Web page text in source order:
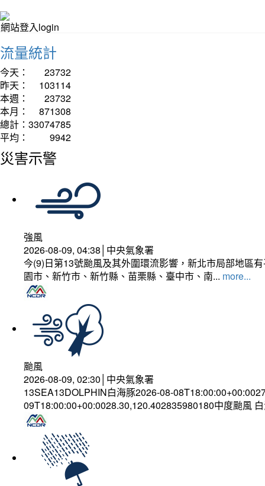
網站登入login
流量統計
今天：
23732
昨天：
103114
本週：
23732
本月：
871308
總計： 33074785
平均：
9942
災害示警
強風
2026-08-09, 04:38│中央氣象署
今(9)日第13號颱風及其外圍環流影響，新北市局部地區
園市、新竹市、新竹縣、苗栗縣、臺中市、南... more...
颱風
2026-08-09, 02:30│中央氣象署
13SEA13DOLPHIN白海豚2026-08-
09T18:00:00+00:0028.30,120.402835980180中度颱風